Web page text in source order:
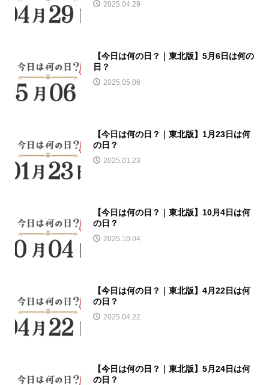
2025.04.29
【今日は何の日？｜東北版】5月6日は何の
日？
2025.05.06
【今日は何の日？｜東北版】1月23日は何
の日？
2025.01.23
【今日は何の日？｜東北版】10月4日は何
の日？
2025.10.04
【今日は何の日？｜東北版】4月22日は何
の日？
2025.04.22
【今日は何の日？｜東北版】5月24日は何
の日？